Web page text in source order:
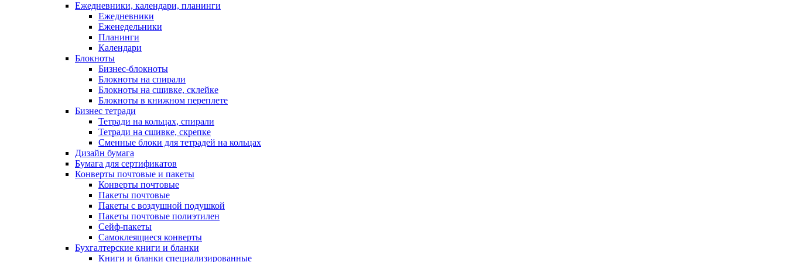
Ежедневники, календари, планинги
Ежедневники
Еженедельники
Планинги
Календари
Блокноты
Бизнес-блокноты
Блокноты на спирали
Блокноты на сшивке, склейке
Блокноты в книжном переплете
Бизнес тетради
Тетради на кольцах, спирали
Тетради на сшивке, скрепке
Сменные блоки для тетрадей на кольцах
Дизайн бумага
Бумага для сертификатов
Конверты почтовые и пакеты
Конверты почтовые
Пакеты почтовые
Пакеты с воздушной подушкой
Пакеты почтовые полиэтилен
Сейф-пакеты
Самоклеящиеся конверты
Бухгалтерские книги и бланки
Книги и бланки специализированные